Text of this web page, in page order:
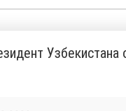
Узбекистана